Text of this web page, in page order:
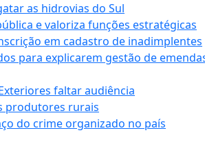
as hidrovias do Sul
e valoriza funções estratégicas
em cadastro de inadimplentes
para explicarem gestão de
faltar audiência
produtores rurais
do crime organizado no país